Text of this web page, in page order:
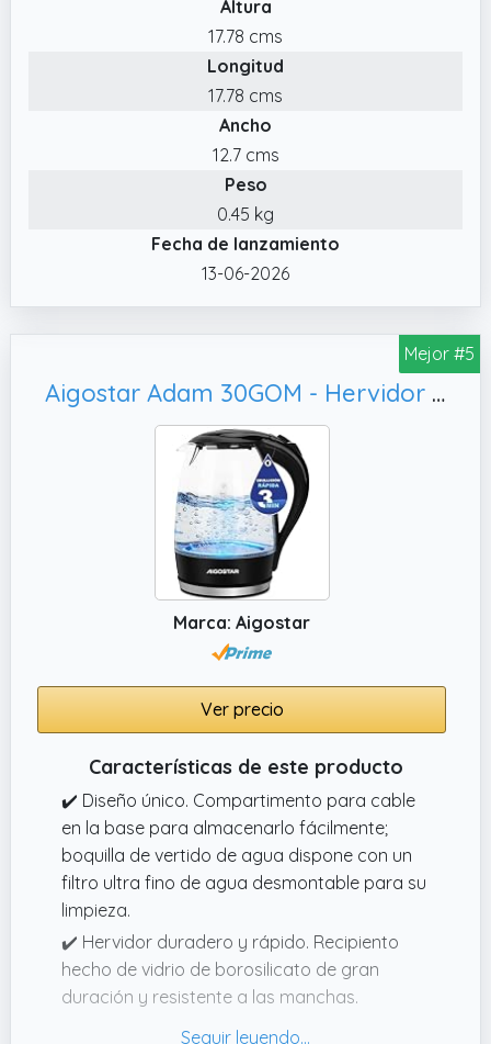
✔️ 🥛 CAPACIDAD COMPACTA DE 0,8 L
Capacidad ideal para uso diario, perfecta
para preparar varias tazas de bebida
caliente sin ocupar demasiado espacio en la
✔️ 🧽 RESISTENCIA OCULTA Y FILTRO ANTICAL
La resistencia oculta y el filtro antical ayudan
a mantener el agua más limpia y facilitan la
limpieza del hervidor.
✔️ INDICADOR LUMINOSO DE
✔️ FÁCIL LIMPIEZA Y ALMACENAMIENTO Boca
ancha que facilita la limpieza del interior y
recogecables integrado en la base para
guardar el aparato cómodamente.
✔️ MÁXIMA SEGURIDAD DE USO Cuenta con
desconexión automática y protección
contra sobrecalentamiento, ofreciendo un
uso seguro y evitando daños en el aparato.
Altura
17.78 cms
Longitud
17.78 cms
Ancho
12.7 cms
Peso
0.45 kg
Fecha de lanzamiento
13-06-2026
Mejor #5
Aigostar Adam 30GOM - Hervidor de Agua Eléctrico de Cristal, Base 360º
Marca: Aigostar
Ver precio
Características de este producto
✔️ Diseño único. Compartimento para cable
en la base para almacenarlo fácilmente;
boquilla de vertido de agua dispone con un
filtro ultra fino de agua desmontable para su
limpieza.
✔️ Hervidor duradero y rápido. Recipiento
hecho de vidrio de borosilicato de gran
duración y resistente a las manchas.
✔️ Indicador mediante iluminación LED.